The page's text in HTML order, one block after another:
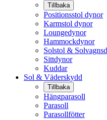
Tillbaka
Positionsstol dynor
Karmstol dynor
Loungedynor
Hammockdynor
Solstol &
Sittdynor
Kuddar
Sol & Väderskydd
Tillbaka
Hängparasoll
Parasoll
Parasollfötter